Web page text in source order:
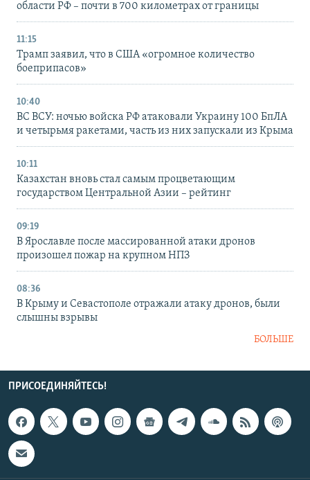
области РФ – почти в 700 километрах от границы
11:15
Трамп заявил, что в США «огромное количество
боеприпасов»
10:40
ВС ВСУ: ночью войска РФ атаковали Украину 100 БпЛА
и четырьмя ракетами, часть из них запускали из Крыма
10:11
Казахстан вновь стал самым процветающим
государством Центральной Азии – рейтинг
09:19
В Ярославле после массированной атаки дронов
произошел пожар на крупном НПЗ
08:36
В Крыму и Севастополе отражали атаку дронов, были
слышны взрывы
БОЛЬШЕ
ПРИСОЕДИНЯЙТЕСЬ!